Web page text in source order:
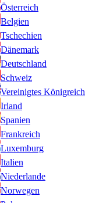
Österreich
Belgien
Tschechien
Dänemark
Deutschland
Schweiz
Vereinigtes Königreich
Irland
Spanien
Frankreich
Luxemburg
Italien
Niederlande
Norwegen